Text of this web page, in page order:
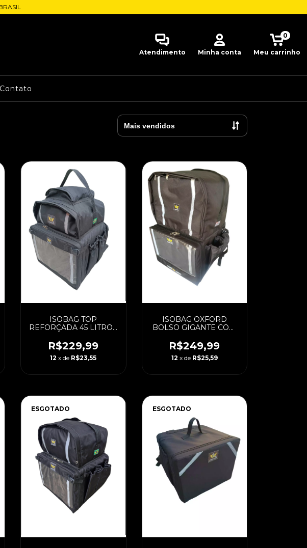
Atendimento Minha conta Meu carrinho
0
Contato
ISOBAG TOP
REFORÇADA 45 LITROS
LAMINADA
R$229,99
12 x de R$23,55
ISOBAG OXFORD
BOLSO GIGANTE COM
LITROS (PADRAO)
R$249,99
12 x de R$25,59
ESGOTADO ESGOTADO